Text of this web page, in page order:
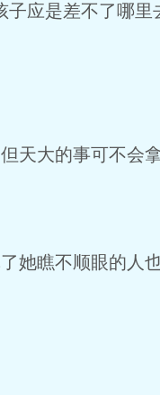
子应是差不了哪里
大的事可不会
瞧不顺眼的人